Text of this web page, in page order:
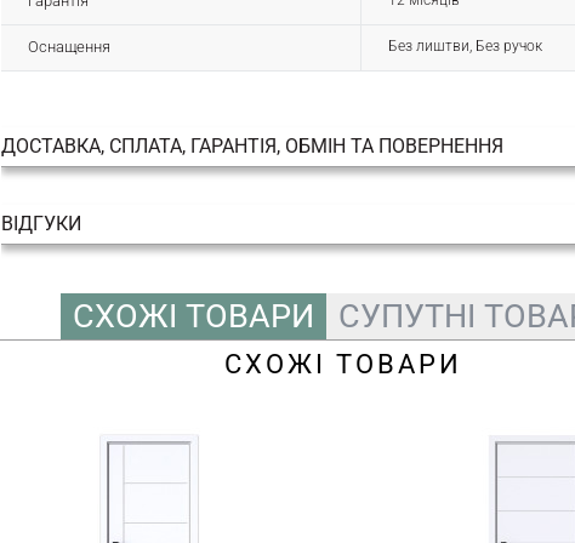
Оснащення Без лиштви, Без ручок
ДОСТАВКА, СПЛАТА, ГАРАНТІЯ, ОБМІН ТА ПОВЕРНЕННЯ
ВІДГУКИ
СХОЖІ ТОВАРИ СУПУТНІ
СХОЖІ ТОВАРИ